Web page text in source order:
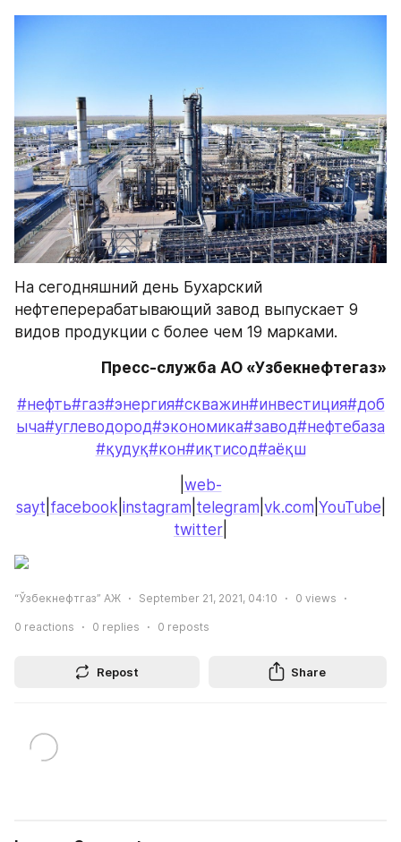
На сегодняшний день Бухарский
нефтеперерабатывающий завод выпускает 9
видов продукции с более чем 19 марками.
Пресс-служба АО «Узбекнефтегаз»
#нефть#газ#энергия#скважин#инвестиция#доб
ыча#углеводород#экономика#завод#нефтебаза
#қудуқ#кон#иқтисод#аёқш
web-
sayt facebook instagram telegram vk.com YouTube
twitter
“Ўзбекнефтгаз” АЖ September 21, 2021, 04:10 0 views
0 reactions 0 replies 0 reposts
Repost Share